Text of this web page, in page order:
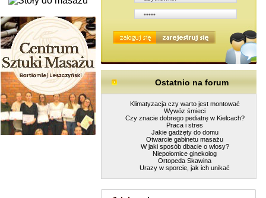
Ostatnio na forum
Klimatyzacja czy warto jest montować
Wywóz śmieci
Czy znacie dobrego pediatrę w Kielcach?
Praca i stres
Jakie gadżęty do domu
Otwarcie gabinetu masażu
W jaki sposób dbacie o włosy?
Niepołomice ginekolog
Ortopeda Skawina
Urazy w sporcie, jak ich unikać